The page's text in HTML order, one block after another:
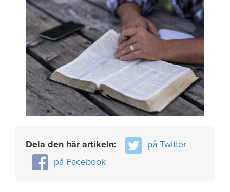
Dela den här artikeln:
på Twitter
på Facebook